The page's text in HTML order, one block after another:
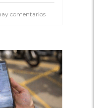
comentarios